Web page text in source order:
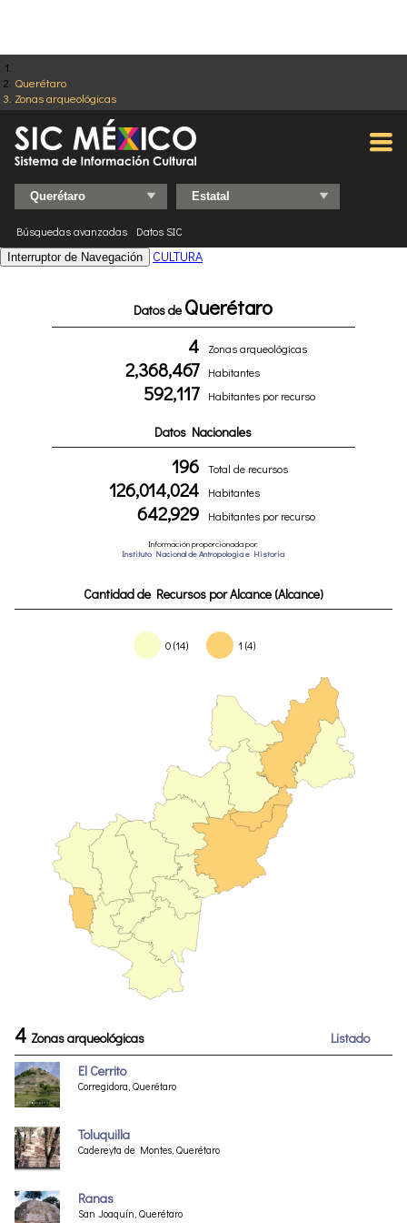
Querétaro
Zonas arqueológicas
Búsquedas avanzadas Datos SIC
Interruptor de Navegación CULTURA
Datos de Querétaro
4 Zonas arqueológicas
2,368,467 Habitantes
592,117 Habitantes por recurso
Datos Nacionales
196 Total de recursos
126,014,024 Habitantes
642,929 Habitantes por recurso
Información proporcionada por:
Instituto Nacional de Antropologia e Historia
4 Zonas arqueológicas
Listado
El Cerrito
Corregidora, Querétaro
Toluquilla
Cadereyta de Montes, Querétaro
Ranas
San Joaquín, Querétaro
Cantidad de Recursos por Alcance (Alcance)
0 (14) 1 (4)